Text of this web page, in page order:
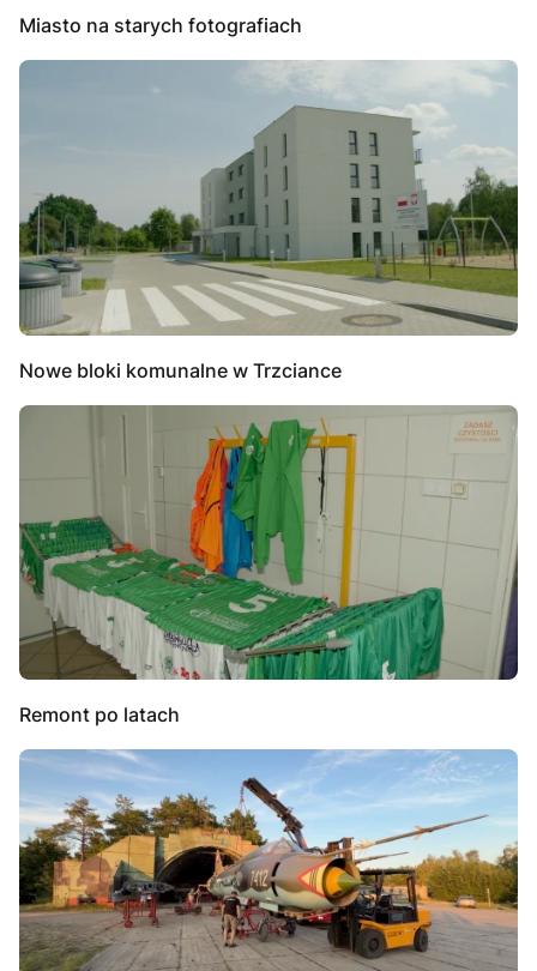
Miasto na starych fotografiach
Nowe bloki komunalne w Trzciance
Remont po latach